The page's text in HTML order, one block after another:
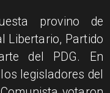
provino de
Libertario, Partido
del PDG. En
legisladores del